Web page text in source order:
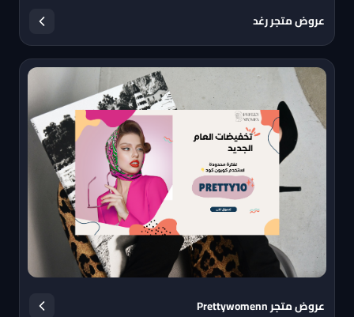
عروض متجر رغد
عروض متجر Prettywomenn